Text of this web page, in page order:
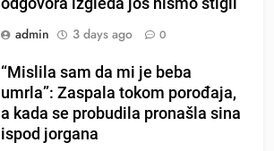
admin
3 days ago 0
“Mislila sam da mi je beba
umrla”: Zaspala tokom porođaja,
a kada se probudila pronašla sina
ispod jorgana